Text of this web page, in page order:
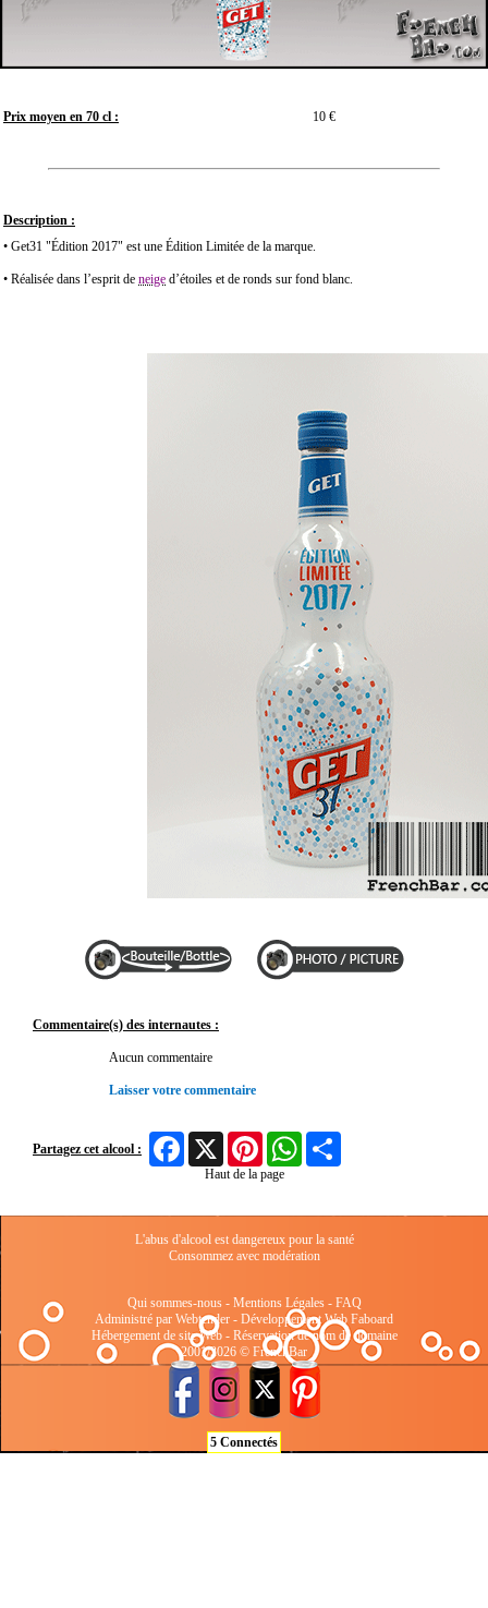
Prix moyen en 70 cl : 10 €
Description :
• Get31 "Édition 2017" est une Édition Limitée de la marque.
• Réalisée dans l’esprit de neige d’étoiles et de ronds sur fond blanc.
Commentaire(s) des internautes :
Aucun commentaire
Laisser votre commentaire
Partagez cet alcool :
FacebookX Pinterest WhatsApp
Haut de la page
L'abus d'alcool est dangereux pour la santé
Consommez avec modération
Qui sommes-nous- Mentions Légales- FAQ
Administré par Webtender - Développement Web Faboard
Hébergement de site Web- Réservation de nom de domaine
2001/2026 © FrenchBar
5 Connectés